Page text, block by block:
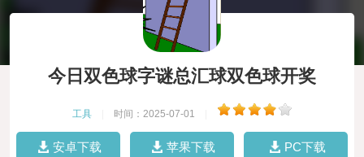
今日双色球字谜总汇球双色球开奖
工具 时间：2025-07-01
安卓下载 苹果下载 PC下载